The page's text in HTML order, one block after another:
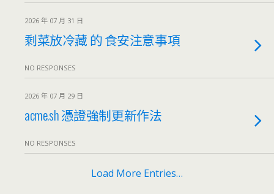
2026 年 07 月 31 日
剩菜放冷藏 的 食安注意事項
NO RESPONSES
2026 年 07 月 29 日
acme.sh 憑證強制更新作法
NO RESPONSES
Load More Entries…